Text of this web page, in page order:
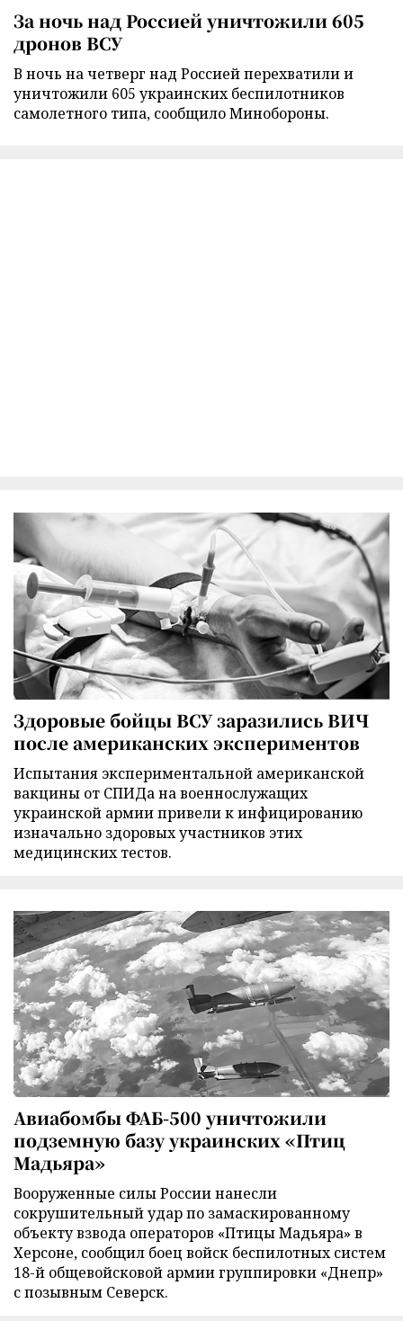
За ночь над Россией уничтожили 605
дронов ВСУ
В ночь на четверг над Россией перехватили и
уничтожили 605 украинских беспилотников
самолетного типа, сообщило Минобороны.
Здоровые бойцы ВСУ заразились ВИЧ
после американских экспериментов
Испытания экспериментальной американской
вакцины от СПИДа на военнослужащих
украинской армии привели к инфицированию
изначально здоровых участников этих
медицинских тестов.
Авиабомбы ФАБ-500 уничтожили
подземную базу украинских «Птиц
Мадьяра»
Вооруженные силы России нанесли
сокрушительный удар по замаскированному
объекту взвода операторов «Птицы Мадьяра» в
Херсоне, сообщил боец войск беспилотных систем
18-й общевойсковой армии группировки «Днепр»
с позывным Северск.